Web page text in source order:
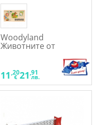
Woodyland
Животните от
11,20
€ 21,91
лв.